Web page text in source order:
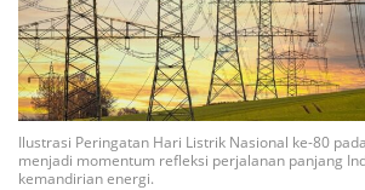
Ilustrasi Peringatan Hari Listrik Nasional ke-80
menjadi momentum refleksi perjalanan panjang
kemandirian energi.